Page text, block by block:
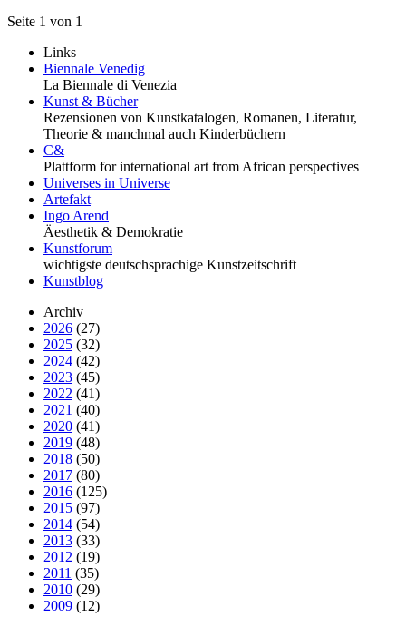
Seite 1 von 1
Links
Biennale Venedig
La Biennale di Venezia
Kunst & Bücher
Rezensionen von Kunstkatalogen, Romanen, Literatur,
Theorie & manchmal auch Kinderbüchern
C&
Plattform for international art from African perspectives
Universes in Universe
Artefakt
Ingo Arend
Äesthetik & Demokratie
Kunstforum
wichtigste deutschsprachige Kunstzeitschrift
Kunstblog
Archiv
2026 (27)
2025 (32)
2024 (42)
2023 (45)
2022 (41)
2021 (40)
2020 (41)
2019 (48)
2018 (50)
2017 (80)
2016 (125)
2015 (97)
2014 (54)
2013 (33)
2012 (19)
2011 (35)
2010 (29)
2009 (12)